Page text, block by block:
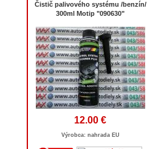
Čistič palivového systému /benzín/
300ml Motip "090630"
12.00 €
Výrobca: nahrada EU